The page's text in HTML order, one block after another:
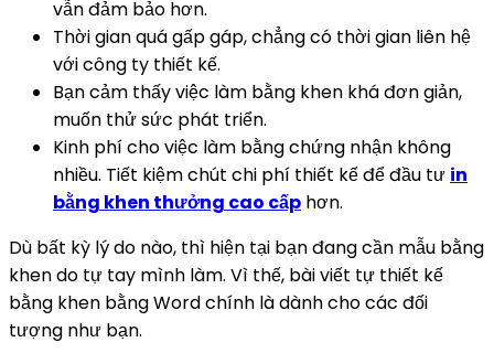
vẫn đảm bảo hơn.
Thời gian quá gấp gáp, chẳng có thời gian liên hệ
với công ty thiết kế.
Bạn cảm thấy việc làm bằng khen khá đơn giản,
muốn thử sức phát triển.
Kinh phí cho việc làm bằng chứng nhận không
nhiều. Tiết kiệm chút chi phí thiết kế để đầu tư in
bằng khen thưởng cao cấp hơn.
Dù bất kỳ lý do nào, thì hiện tại bạn đang cần mẫu bằng
khen do tự tay mình làm. Vì thế, bài viết tự thiết kế
bằng khen bằng Word chính là dành cho các đối
tượng như bạn.